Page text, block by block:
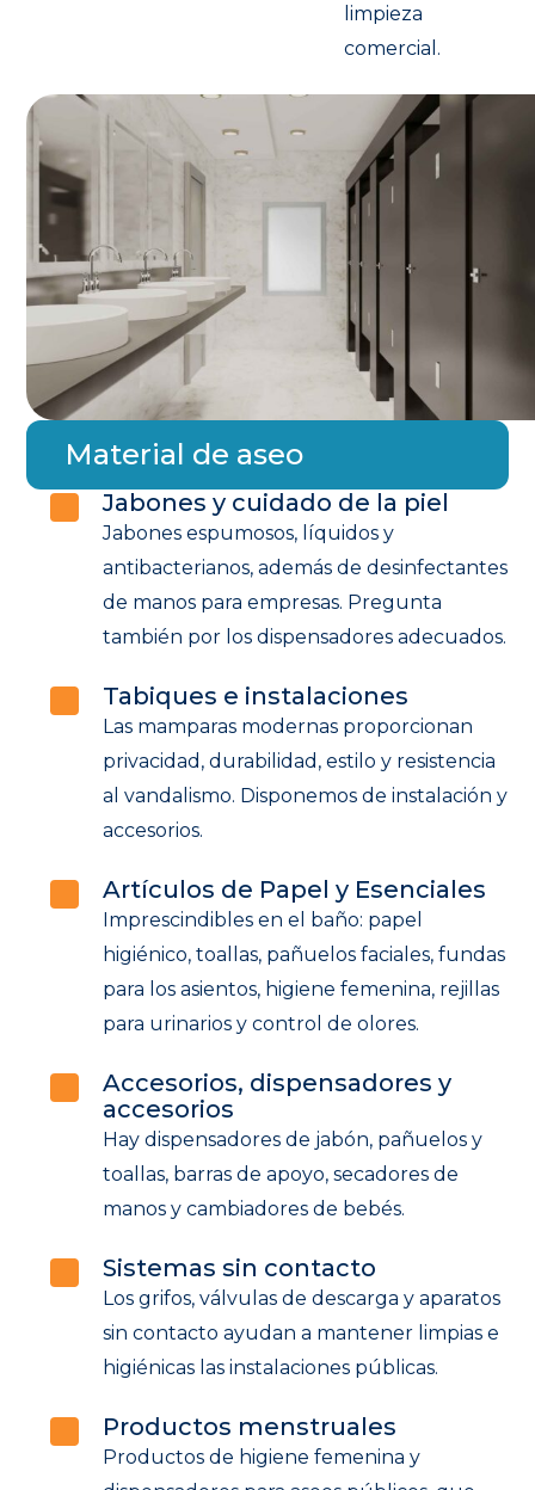
limpieza
comercial.
Material de aseo
Jabones y cuidado de la piel
Jabones espumosos, líquidos y
antibacterianos, además de desinfectantes
de manos para empresas. Pregunta
también por los dispensadores adecuados.
Tabiques e instalaciones
Las mamparas modernas proporcionan
privacidad, durabilidad, estilo y resistencia
al vandalismo. Disponemos de instalación y
accesorios.
Artículos de Papel y Esenciales
Imprescindibles en el baño: papel
higiénico, toallas, pañuelos faciales, fundas
para los asientos, higiene femenina, rejillas
para urinarios y control de olores.
Accesorios, dispensadores y
accesorios
Hay dispensadores de jabón, pañuelos y
toallas, barras de apoyo, secadores de
manos y cambiadores de bebés.
Sistemas sin contacto
Los grifos, válvulas de descarga y aparatos
sin contacto ayudan a mantener limpias e
higiénicas las instalaciones públicas.
Productos menstruales
Productos de higiene femenina y